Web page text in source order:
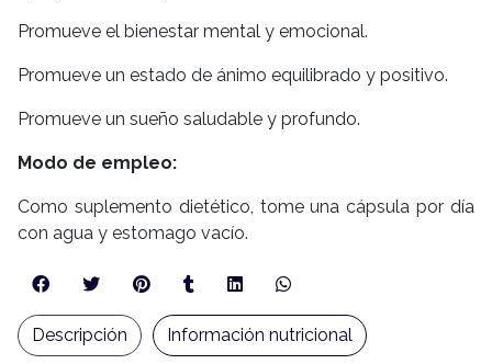
Promueve el bienestar mental y emocional.
Promueve un estado de ánimo equilibrado y positivo.
Promueve un sueño saludable y profundo.
Modo de empleo:
Como suplemento dietético, tome una cápsula por día
con agua y estomago vacío.
Descripción Información nutricional